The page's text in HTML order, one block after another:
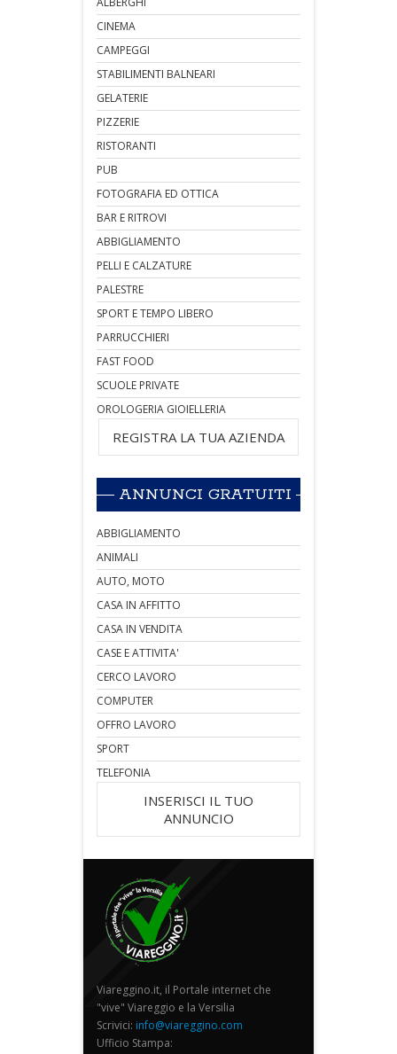
CINEMA
CAMPEGGI
STABILIMENTI BALNEARI
GELATERIE
PIZZERIE
RISTORANTI
PUB
FOTOGRAFIA ED OTTICA
BAR E RITROVI
ABBIGLIAMENTO
PELLI E CALZATURE
PALESTRE
SPORT E TEMPO LIBERO
PARRUCCHIERI
FAST FOOD
SCUOLE PRIVATE
OROLOGERIA GIOIELLERIA
REGISTRA LA TUA AZIENDA
ANNUNCI GRATUITI
ABBIGLIAMENTO
ANIMALI
AUTO, MOTO
CASA IN AFFITTO
CASA IN VENDITA
CASE E ATTIVITA'
CERCO LAVORO
COMPUTER
OFFRO LAVORO
SPORT
TELEFONIA
INSERISCI IL TUO
ANNUNCIO
Viareggino.it, il Portale internet che
"vive" Viareggio e la Versilia
Scrivici: info@viareggino.com
Ufficio Stampa: